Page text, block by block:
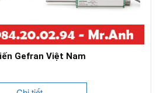
Gefran Việt Nam